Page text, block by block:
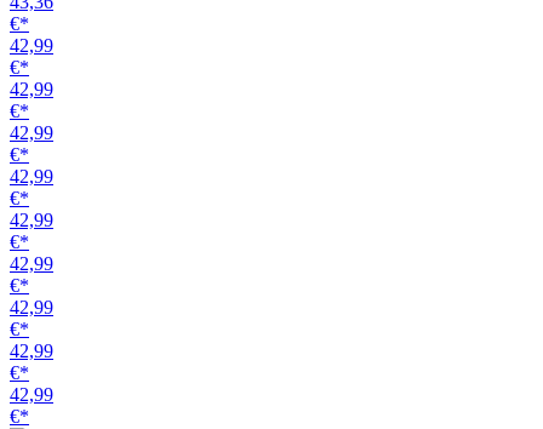
€*
42,99
€*
42,99
€*
42,99
€*
42,99
€*
42,99
€*
42,99
€*
42,99
€*
42,99
€*
42,99
€*